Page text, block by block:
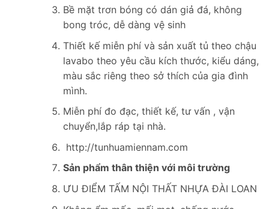
Bề mặt trơn bóng có dán giả đá, không
bong tróc, dễ dàng vệ sinh
Thiết kế miễn phí và sản xuất tủ theo chậu
lavabo theo yêu cầu kích thước, kiểu dáng,
màu sắc riêng theo sở thích của gia đình
mình.
Miễn phí đo đạc, thiết kế, tư vấn , vận
chuyển,lắp ráp tại nhà.
http://tunhuamiennam.com
Sản phẩm thân thiện với môi trường
ƯU ĐIỂM TẤM NỘI THẤT NHỰA ĐÀI LOAN